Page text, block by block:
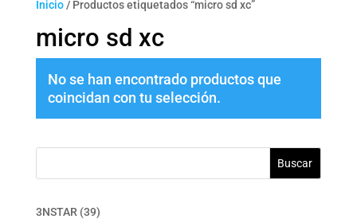
Inicio/ Productos etiquetados “micro sd xc”
micro sd xc
No se han encontrado productos que
coincidan con tu selección.
Buscar
3NSTAR 3939